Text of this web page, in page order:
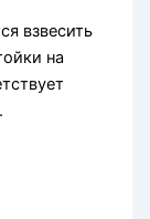
взвесить
на